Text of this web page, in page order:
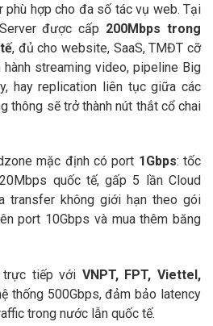
phù hợp cho đa số tác vụ web. Tại
được cấp 200Mbps trong
, đủ cho website, SaaS, TMĐT cỡ
hành streaming video, pipeline Big
hay replication liên tục giữa các
thông sẽ trở thành nút thắt cổ chai
mặc định có port 1Gbps: tốc
quốc tế, gấp 5 lần Cloud
transfer không giới hạn theo gói
port 10Gbps và mua thêm băng
trực tiếp với VNPT, FPT, Viettel,
thống 500Gbps, đảm bảo latency
trong nước lẫn quốc tế.